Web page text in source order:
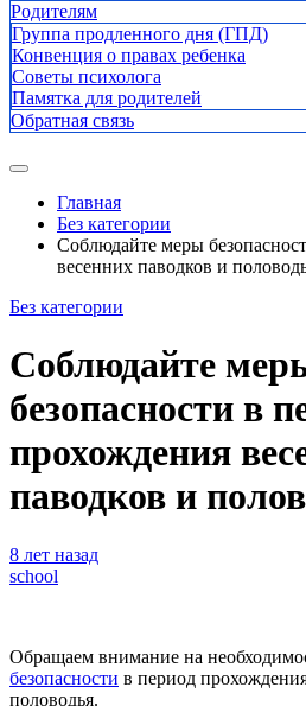
Родителям
Группа продленного дня (ГПД)
Конвенция о правах ребенка
Советы психолога
Памятка для родителей
Обратная связь
Главная
Без категории
Соблюдайте меры
весенних паводков и
Без категории
Соблюдайте
безопасности в
прохождения
паводков и
8 лет назад
school
Обращаем внимание на
безопасности в период
половодья.